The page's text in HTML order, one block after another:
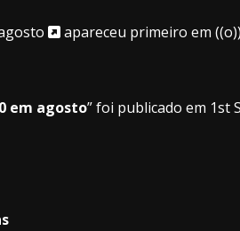
apareceu primeiro em
em agosto” foi publicado em 1st